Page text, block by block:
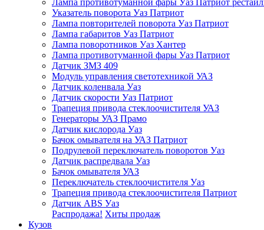
Указатель поворота Уаз Патриот
Лампа повторителей поворота Уаз Патриот
Лампа габаритов Уаз Патриот
Лампа поворотников Уаз Хантер
Лампа противотуманной фары Уаз Патриот
Датчик ЗМЗ 409
Модуль управления светотехникой УАЗ
Датчик коленвала Уаз
Датчик скорости Уаз Патриот
Трапеция привода стеклоочистителя УАЗ
Генераторы УАЗ Прамо
Датчик кислорода Уаз
Бачок омывателя на УАЗ Патриот
Подрулевой переключатель поворотов Уаз
Датчик распредвала Уаз
Бачок омывателя УАЗ
Переключатель стеклоочистителя Уаз
Трапеция привода стеклоочистителя Патриот
Датчик ABS Уаз
Распродажа! Хиты продаж
Кузов